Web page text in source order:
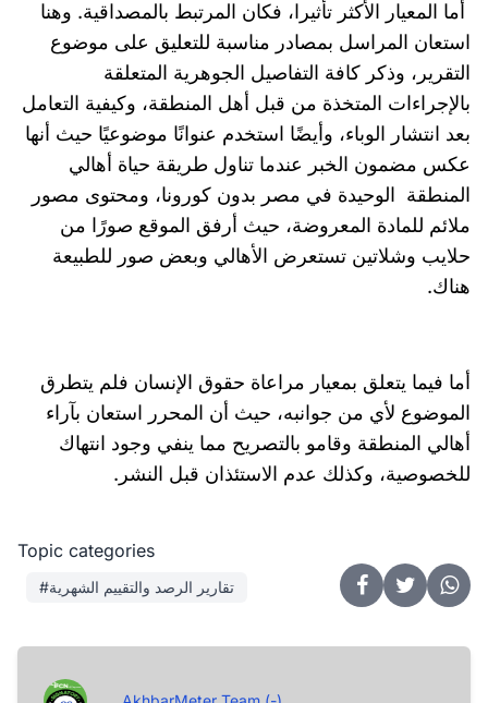
أما المعيار الأكثر تأثيرا، فكان المرتبط بالمصداقية. وهنا
استعان المراسل بمصادر مناسبة للتعليق على موضوع
التقرير، وذكر كافة التفاصيل الجوهرية المتعلقة
بالإجراءات المتخذة من قبل أهل المنطقة، وكيفية التعامل
بعد انتشار الوباء، وأيضًا استخدم عنوانًا موضوعيًا حيث أنها
عكس مضمون الخبر عندما تناول طريقة حياة أهالي
المنطقة الوحيدة في مصر بدون كورونا، ومحتوى مصور
ملائم للمادة المعروضة، حيث أرفق الموقع صورًا من
حلايب وشلاتين تستعرض الأهالي وبعض صور للطبيعة
هناك.
أما فيما يتعلق بمعيار مراعاة حقوق الإنسان فلم يتطرق
الموضوع لأي من جوانبه، حيث أن المحرر استعان بآراء
أهالي المنطقة وقامو بالتصريح مما ينفي وجود انتهاك
للخصوصية، وكذلك عدم الاستئذان قبل النشر.
Topic categories
#تقارير الرصد والتقييم الشهرية